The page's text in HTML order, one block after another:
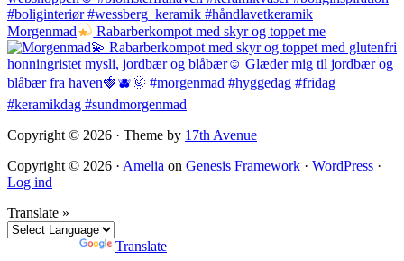
Morgenmad Rabarberkompot med skyr og toppet me
Copyright © 2026 · Theme by 17th Avenue
Copyright © 2026 · Amelia on Genesis Framework · WordPress ·
Log ind
Translate »
Translate